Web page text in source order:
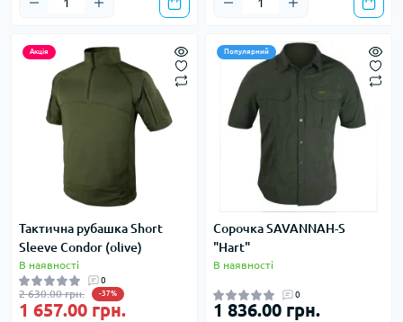
Акція
Тактична рубашка Short
Sleeve Condor (olive)
В наявності
0
2 630.00 грн. -37%
1 657.00 грн.
Популярний
Сорочка SAVANNAH-S
"Hart"
В наявності
0
1 836.00 грн.